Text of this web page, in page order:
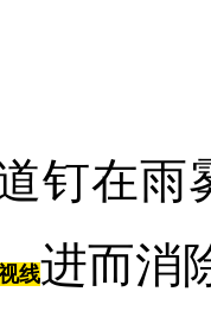
钉在雨
线进而消